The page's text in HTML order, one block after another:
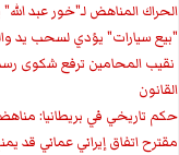
الحراك المناهض لـ"خور عبد
"بيع سيارات" يؤدي لسحب يد والتحقيق مع 3
نقيب المحامين ترفع شكوى
القانون
حكم تاريخي في بريطانيا:
مقترح اتفاق إيراني عماني قد